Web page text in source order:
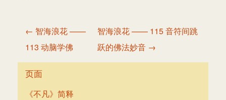
文
章
导
航
← 智海浪花 ——
113 动脑学佛
智海浪花 —— 115 音符间跳
跃的佛法妙音 →
页面
《不凡》简释